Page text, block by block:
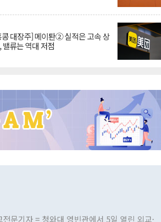
대장주] 메이퇀② 실적은 고속 상
밸류는 역대 저점
문기자 = 청와대 영빈관에서 5일 열린 외교·